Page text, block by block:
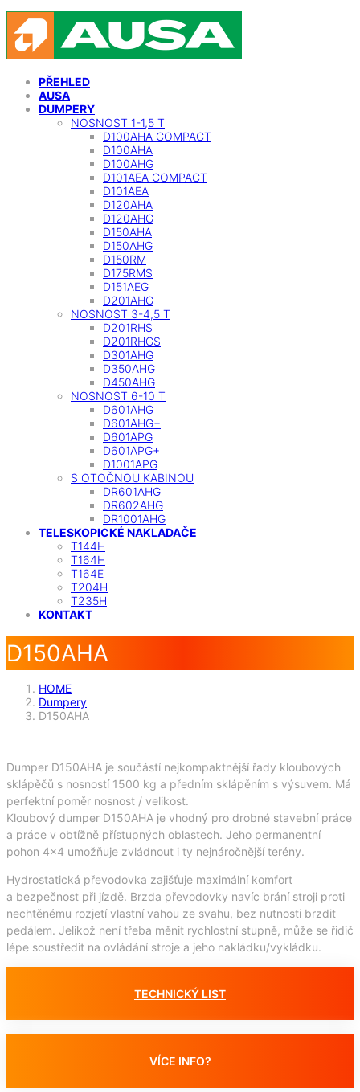
Skip
to
the
content
Skip
to
the
Navigation
PŘEHLED
AUSA
DUMPERY
NOSNOST 1-1,5 T
D100AHA COMPACT
D100AHA
D100AHG
D101AEA COMPACT
D101AEA
D120AHA
D120AHG
D150AHA
D150AHG
D150RM
D175RMS
D151AEG
D201AHG
NOSNOST 3-4,5 T
D201RHS
D201RHGS
D301AHG
D350AHG
D450AHG
NOSNOST 6-10 T
D601AHG
D601AHG+
D601APG
D601APG+
D1001APG
S OTOČNOU KABINOU
DR601AHG
DR602AHG
DR1001AHG
TELESKOPICKÉ NAKLADAČE
T144H
T164H
T164E
T204H
T235H
KONTAKT
D150AHA
HOME
Dumpery
D150AHA
Dumper D150AHA je součástí nejkompaktnější řady kloubových
sklápěčů s nosností 1500 kg a předním sklápěním s výsuvem. Má
perfektní poměr nosnost / velikost.
Kloubový dumper D150AHA je vhodný pro drobné stavební práce
a práce v obtížně přístupných oblastech. Jeho permanentní
pohon 4×4 umožňuje zvládnout i ty nejnáročnější terény.
Hydrostatická převodovka zajišťuje maximální komfort
a bezpečnost při jízdě. Brzda převodovky navíc brání stroji proti
nechtěnému rozjetí vlastní vahou ze svahu, bez nutnosti brzdit
pedálem. Jelikož není třeba měnit rychlostní stupně, může se řidič
lépe soustředit na ovládání stroje a jeho nakládku/vykládku.
TECHNICKÝ LIST
VÍCE INFO?